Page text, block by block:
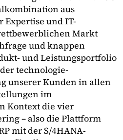
aus
und IT-
Markt
und knappen
und Leistungsportfolio
technologie-
unserer Kunden in allen
im
Kontext die vier
– also die Plattform
mit der S/4HANA-